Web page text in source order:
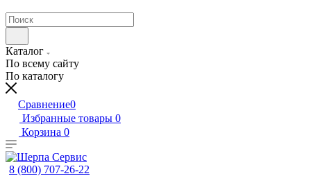
Каталог
По всему сайту
По каталогу
Сравнение0
Избранные товары 0
Корзина 0
8 (800) 707-26-22